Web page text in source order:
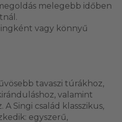
melegebb időben
vagy könnyű
tavaszi túrákhoz,
valamint
Singi család klasszikus,
egyszerű,